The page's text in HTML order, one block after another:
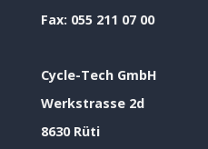
Fax: 055 211 07 00
Cycle-Tech GmbH
Werkstrasse 2d
8630 Rüti